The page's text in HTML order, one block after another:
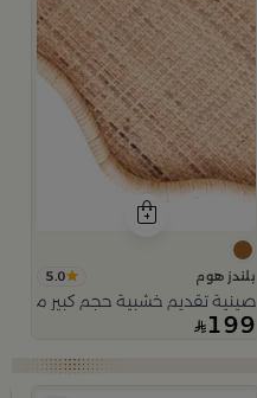
بلندز هوم 5.0
صينية تقديم خشبية حجم كبير من
199